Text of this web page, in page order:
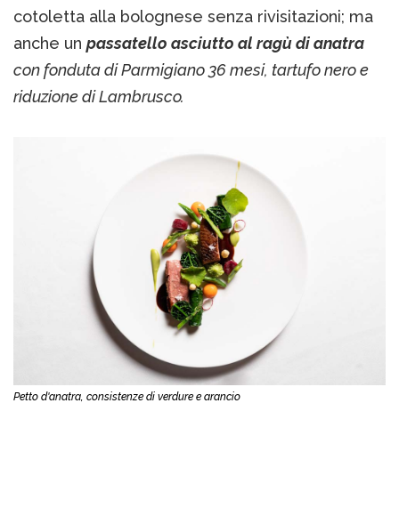
cotoletta alla bolognese senza rivisitazioni; ma
anche un passatello asciutto al ragù di anatra
con fonduta di Parmigiano 36 mesi, tartufo nero e
riduzione di Lambrusco.
Petto d'anatra, consistenze di verdure e arancio